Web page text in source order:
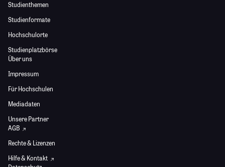
Studienthemen
Studienformate
Hochschulorte
Studienplatzbörse
Über uns
Impressum
Für Hochschulen
Mediadaten
Unsere Partner
AGB
Rechte & Lizenzen
Hilfe & Kontakt